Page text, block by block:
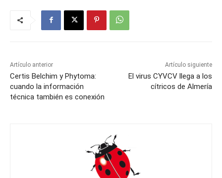
Artículo anterior
Certis Belchim y Phytoma:
cuando la información
técnica también es conexión
Artículo siguiente
El virus CYVCV llega a los
cítricos de Almería